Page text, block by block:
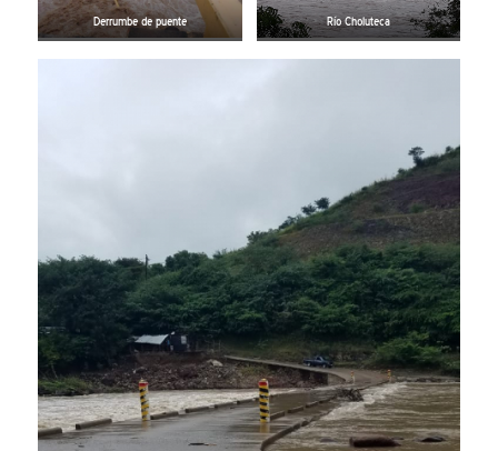
Derrumbe de puente Río Choluteca